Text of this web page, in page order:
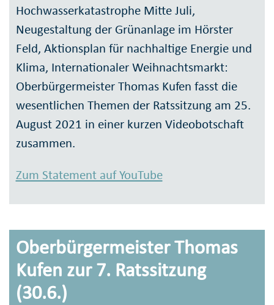
Hochwasserkatastrophe Mitte Juli,
Neugestaltung der Grünanlage im Hörster
Feld, Aktionsplan für nachhaltige Energie und
Klima, Internationaler Weihnachtsmarkt:
Oberbürgermeister Thomas Kufen fasst die
wesentlichen Themen der Ratssitzung am 25.
August 2021 in einer kurzen Videobotschaft
zusammen.
Zum Statement auf YouTube
Oberbürgermeister Thomas
Kufen zur 7. Ratssitzung
(30.6.)